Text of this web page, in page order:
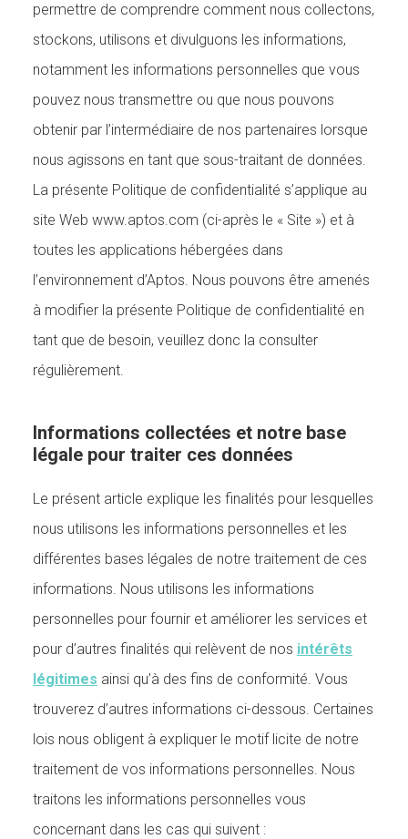
permettre de comprendre comment nous collectons,
stockons, utilisons et divulguons les informations,
notamment les informations personnelles que vous
pouvez nous transmettre ou que nous pouvons
obtenir par l’intermédiaire de nos partenaires lorsque
nous agissons en tant que sous-traitant de données.
La présente Politique de confidentialité s’applique au
site Web www.aptos.com (ci-après le « Site ») et à
toutes les applications hébergées dans
l’environnement d’Aptos. Nous pouvons être amenés
à modifier la présente Politique de confidentialité en
tant que de besoin, veuillez donc la consulter
régulièrement.
Informations collectées et notre base
légale pour traiter ces données
Le présent article explique les finalités pour lesquelles
nous utilisons les informations personnelles et les
différentes bases légales de notre traitement de ces
informations. Nous utilisons les informations
personnelles pour fournir et améliorer les services et
pour d’autres finalités qui relèvent de nos intérêts
légitimes ainsi qu’à des fins de conformité. Vous
trouverez d’autres informations ci-dessous. Certaines
lois nous obligent à expliquer le motif licite de notre
traitement de vos informations personnelles. Nous
traitons les informations personnelles vous
concernant dans les cas qui suivent :